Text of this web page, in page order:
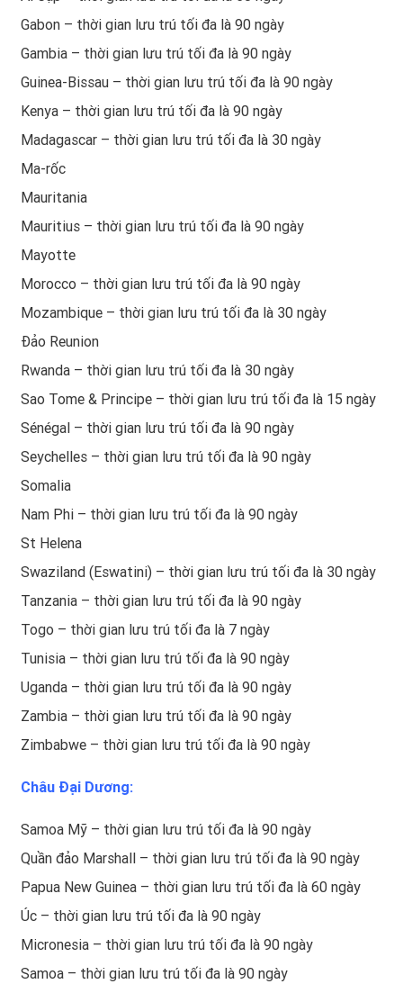
Gabon – thời gian lưu trú tối đa là 90 ngày
Gambia – thời gian lưu trú tối đa là 90 ngày
Guinea-Bissau – thời gian lưu trú tối đa là 90 ngày
Kenya – thời gian lưu trú tối đa là 90 ngày
Madagascar – thời gian lưu trú tối đa là 30 ngày
Ma-rốc
Mauritania
Mauritius – thời gian lưu trú tối đa là 90 ngày
Mayotte
Morocco – thời gian lưu trú tối đa là 90 ngày
Mozambique – thời gian lưu trú tối đa là 30 ngày
Đảo Reunion
Rwanda – thời gian lưu trú tối đa là 30 ngày
Sao Tome & Principe – thời gian lưu trú tối đa là 15 ngày
Sénégal – thời gian lưu trú tối đa là 90 ngày
Seychelles – thời gian lưu trú tối đa là 90 ngày
Somalia
Nam Phi – thời gian lưu trú tối đa là 90 ngày
St Helena
Swaziland (Eswatini) – thời gian lưu trú tối đa là 30 ngày
Tanzania – thời gian lưu trú tối đa là 90 ngày
Togo – thời gian lưu trú tối đa là 7 ngày
Tunisia – thời gian lưu trú tối đa là 90 ngày
Uganda – thời gian lưu trú tối đa là 90 ngày
Zambia – thời gian lưu trú tối đa là 90 ngày
Zimbabwe – thời gian lưu trú tối đa là 90 ngày
Châu Đại Dương:
Samoa Mỹ – thời gian lưu trú tối đa là 90 ngày
Quần đảo Marshall – thời gian lưu trú tối đa là 90 ngày
Papua New Guinea – thời gian lưu trú tối đa là 60 ngày
Úc – thời gian lưu trú tối đa là 90 ngày
Micronesia – thời gian lưu trú tối đa là 90 ngày
Samoa – thời gian lưu trú tối đa là 90 ngày